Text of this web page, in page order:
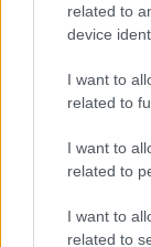
related to
device
I want to
related to
I want to
related to
I want to
related to
blindato nel
Camilla Fiore · 7 Ago